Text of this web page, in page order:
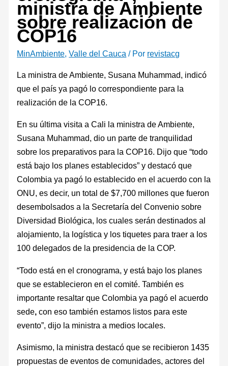
ministra de Ambiente
sobre realización de
COP16
MinAmbiente,Valle del Cauca / Por revistacg
La ministra de Ambiente, Susana Muhammad, indicó
que el país ya pagó lo correspondiente para la
realización de la COP16.
En su última visita a Cali la ministra de Ambiente,
Susana Muhammad, dio un parte de tranquilidad
sobre los preparativos para la COP16. Dijo que “todo
está bajo los planes establecidos” y destacó que
Colombia ya pagó lo establecido en el acuerdo con la
ONU, es decir, un total de$7,700 millones que fueron
desembolsados a la Secretaría del Convenio sobre
Diversidad Biológica, los cuales serán destinados al
alojamiento, la logística y los tiquetes para traer a los
100 delegados de la presidencia de la COP.
“Todo está en el cronograma, y está bajo los planes
que se establecieron en el comité. También es
importante resaltar que Colombia ya pagó el acuerdo
sede con eso también estamos listos para este
evento”, dijo la ministra a medios locales.
Asimismo, la ministra destacó que se recibieron 1435
propuestas de eventos de comunidades, actores del